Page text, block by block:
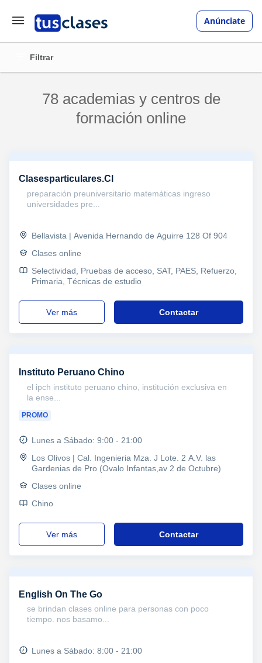
Anúnciate
Filtrar
78 academias y centros de
formación online
Clasesparticulares.Cl
preparación preuniversitario matemáticas ingreso
universidades pre...
Bellavista | Avenida Hernando de Aguirre 128 Of 904
Clases online
Selectividad, Pruebas de acceso, SAT, PAES, Refuerzo,
Primaria, Técnicas de estudio
ver más Contactar
Instituto Peruano Chino
el ipch instituto peruano chino, institución exclusiva en
la ense...
PROMO
Lunes a Sábado: 9:00 - 21:00
Los Olivos | Cal. Ingenieria Mza. J Lote. 2 A.V. las
Gardenias de Pro (Ovalo Infantas,av 2 de Octubre)
Clases online
Chino
ver más Contactar
English On The Go
se brindan clases online para personas con poco
tiempo. nos basamo...
Lunes a Sábado: 8:00 - 21:00